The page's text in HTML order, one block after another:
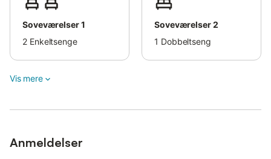
Soveværelser 1
2 Enkeltsenge
Soveværelser 2
1 Dobbeltseng
Vis mere
Anmeldelser